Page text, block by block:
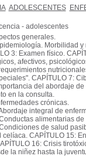
ADOLESCENTES
- adolescentes
generales.
Morbilidad
3: Examen físico.
afectivos,
CAPÍTULO 7:
del abordaje
en la consulta.
crónicas.
integral de
alimentarias
de salud
celíaca. CAPÍTULO 15:
16: Crisis
la niñez hasta la